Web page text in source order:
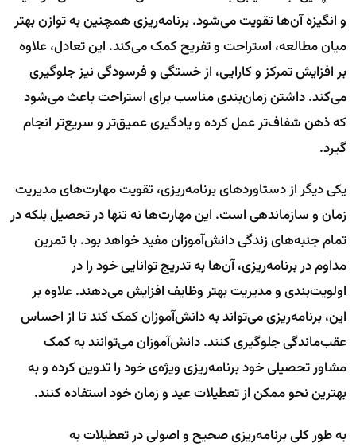
و انگیزه آن‌ها تقویت می‌شود. برنامه‌ریزی همچنین به توازن بهتر
میان مطالعه، استراحت و تفریح کمک می‌کند. این تعادل، علاوه
بر افزایش تمرکز و کارایی، از خستگی و فرسودگی نیز جلوگیری
می‌کند. داشتن زمان‌بندی مناسب برای استراحت باعث می‌شود
که ذهن شفاف‌تر عمل کرده و یادگیری عمیق‌تر و سریع‌تر انجام
گیرد.
یکی دیگر از دستاوردهای برنامه‌ریزی، تقویت مهارت‌های مدیریت
زمان و سازماندهی است. این مهارت‌ها نه تنها در تحصیل بلکه در
تمام جنبه‌های زندگی دانش‌آموزان مفید خواهد بود. با تمرین
مداوم در برنامه‌ریزی، آن‌ها به تدریج توانایی خود را در
اولویت‌بندی و مدیریت بهتر وظایف افزایش می‌دهند. علاوه بر
این، برنامه‌ریزی می‌تواند به دانش‌آموزان کمک کند تا از احساس
عقب‌ماندگی جلوگیری کنند. دانش‌آموزان می‌توانند به کمک
مشاور تحصیلی خود برنامه‌ریزی ویژه‌ی خود را تدوین کرده و به
بهترین نحو ممکن از تعطیلات عید و زمان خود استفاده کنند.
به طور کلی برنامه‌ریزی صحیح و اصولی در تعطیلات به